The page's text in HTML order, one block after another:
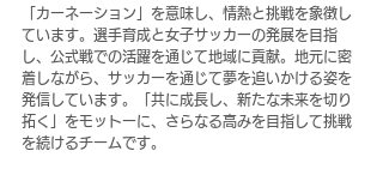
「カーネーション」を意味し、情熱と挑戦を象徴し
ています。選手育成と女子サッカーの発展を目指
し、公式戦での活躍を通じて地域に貢献。地元に密
着しながら、サッカーを通じて夢を追いかける姿を
発信しています。「共に成長し、新たな未来を切り
拓く」をモットーに、さらなる高みを目指して挑戦
を続けるチームです。